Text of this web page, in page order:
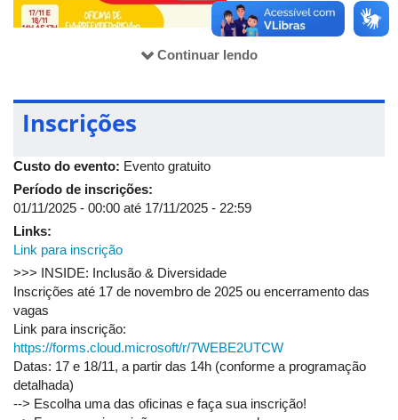
18/11/2025 às 19h no auditório 5O-C (UFU Santa Mônica).
*escolha uma das oficinas e faça sua inscrição gratuita
Vagas limitadas!
O INSIDE conta com o apoio do CNPq, do Ministério da
UFU, da Faculdade de Gestão e Negócios (FAGEN/UFU) e do
GeL – Gestão em Libras.
>>> INSIDE: Inclusão & Diversidade
Inscrições até 17 de novembro de 2025 ou encerramento das
vagas
Link para inscrição:
https://forms.cloud.microsoft/r/7WEBE2UTCW
Datas: 17 e 18/11, a partir das 14h (conforme a programação
detalhada)
--> Escolha uma das oficinas e faça sua inscrição!
--> Faça a sua inscrição em uma ou nas duas mesas-
redondas!
--> Para mais informações sobre a Wings e o INSIDE, acesse
Continuar lendo
Inscrições
Custo do evento: Evento gratuito
Período de inscrições:
01/11/2025 - 00:00 até 17/11/2025 - 22:59
Links:
Link para inscrição
>>> INSIDE: Inclusão & Diversidade
Inscrições até 17 de novembro de 2025 ou encerramento das
vagas
Link para inscrição:
https://forms.cloud.microsoft/r/7WEBE2UTCW
Datas: 17 e 18/11, a partir das 14h (conforme a programação
detalhada)
--> Escolha uma das oficinas e faça sua inscrição!